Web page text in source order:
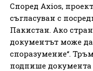
Според Axios,
съгласуван с
Пакистан. Ако
документът може
споразумение“.
подпише документа